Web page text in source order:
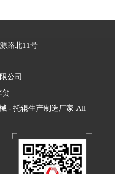
路北11号
公司
- 托辊生产制造厂家 All